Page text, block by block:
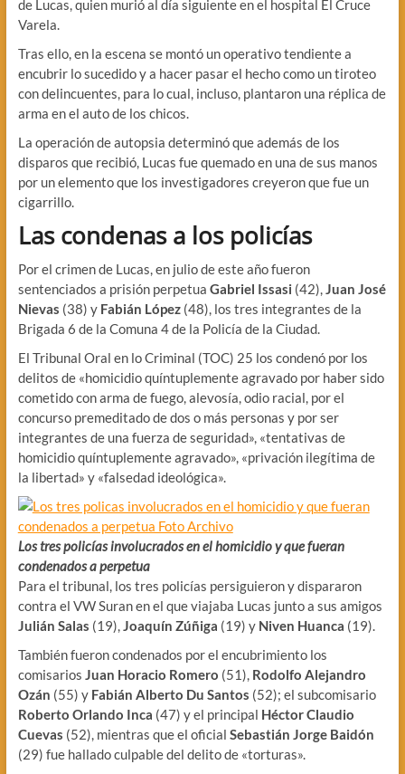
de Lucas, quien murió al día siguiente en el hospital El Cruce
Varela.
Tras ello, en la escena se montó un operativo tendiente a
encubrir lo sucedido y a hacer pasar el hecho como un tiroteo
con delincuentes, para lo cual, incluso, plantaron una réplica de
arma en el auto de los chicos.
La operación de autopsia determinó que además de los
disparos que recibió, Lucas fue quemado en una de sus manos
por un elemento que los investigadores creyeron que fue un
cigarrillo.
Las condenas a los policías
Por el crimen de Lucas, en julio de este año fueron
sentenciados a prisión perpetua Gabriel Issasi (42),Juan José
Nievas (38) y Fabián López (48), los tres integrantes de la
Brigada 6 de la Comuna 4 de la Policía de la Ciudad.
El Tribunal Oral en lo Criminal (TOC) 25 los condenó por los
delitos de «homicidio quíntuplemente agravado por haber sido
cometido con arma de fuego, alevosía, odio racial, por el
concurso premeditado de dos o más personas y por ser
integrantes de una fuerza de seguridad», «tentativas de
homicidio quíntuplemente agravado», «privación ilegítima de
la libertad» y «falsedad ideológica».
Los tres policías involucrados en el homicidio y que fueran
condenados a perpetua
Para el tribunal, los tres policías persiguieron y dispararon
contra el VW Suran en el que viajaba Lucas junto a sus amigos
Julián Salas (19),Joaquín Zúñiga (19) y Niven Huanca (19).
También fueron condenados por el encubrimiento los
comisarios Juan Horacio Romero (51), Rodolfo Alejandro
Ozán (55) y Fabián Alberto Du Santos (52); el subcomisario
Roberto Orlando Inca (47) y el principal Héctor Claudio
Cuevas (52), mientras que el oficial Sebastián Jorge Baidón
(29) fue hallado culpable del delito de «torturas».